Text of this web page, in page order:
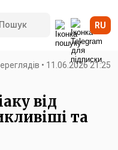
RU
• 11.06.2026 21:25
від
та